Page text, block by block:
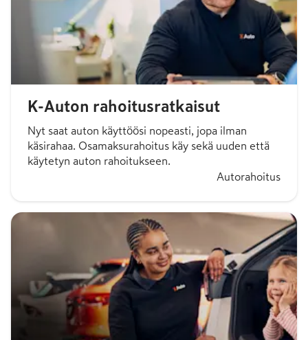
K-Auton rahoitusratkaisut
Nyt saat auton käyttöösi nopeasti, jopa ilman
käsirahaa. Osamaksurahoitus käy sekä uuden että
käytetyn auton rahoitukseen.
Autorahoitus